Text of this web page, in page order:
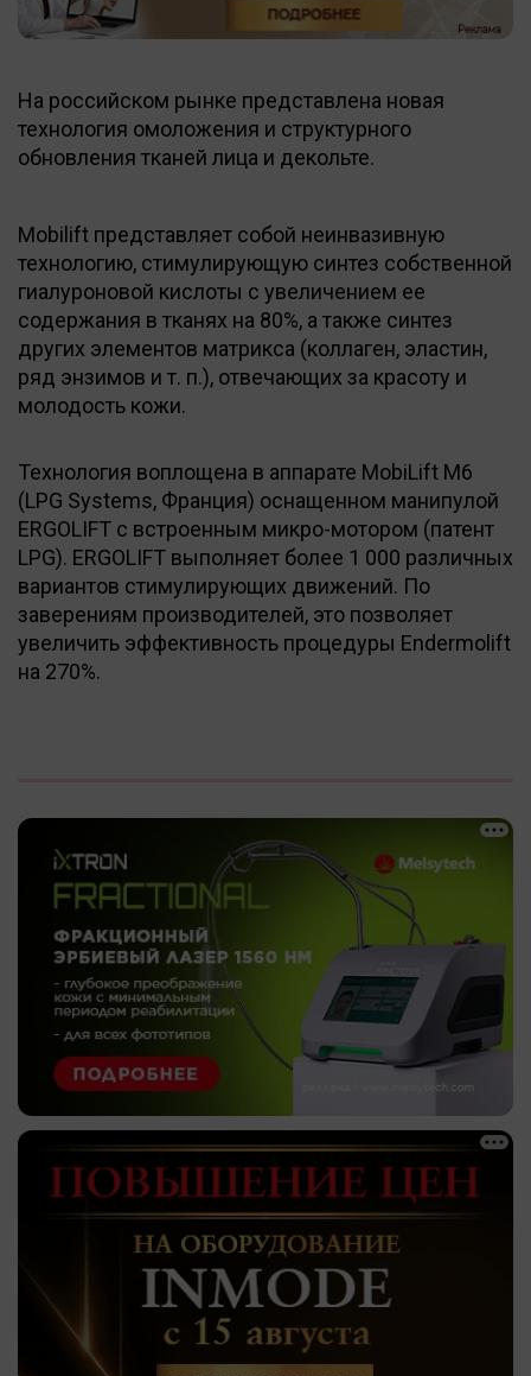
На российском рынке представлена новая
технология омоложения и структурного
обновления тканей лица и декольте.
Mobilift представляет собой неинвазивную
технологию, стимулирующую синтез собственной
гиалуроновой кислоты с увеличением ее
содержания в тканях на 80%, а также синтез
других элементов матрикса (коллаген, эластин,
ряд энзимов и т. п.), отвечающих за красоту и
молодость кожи.
Технология воплощена в аппарате MobiLift M6
(LPG Systems, Франция) оснащенном манипулой
ERGOLIFT с встроенным микро-мотором (патент
LPG). ERGOLIFT выполняет более 1 000 различных
вариантов стимулирующих движений. По
заверениям производителей, это позволяет
увеличить эффективность процедуры Endermolift
на 270%.